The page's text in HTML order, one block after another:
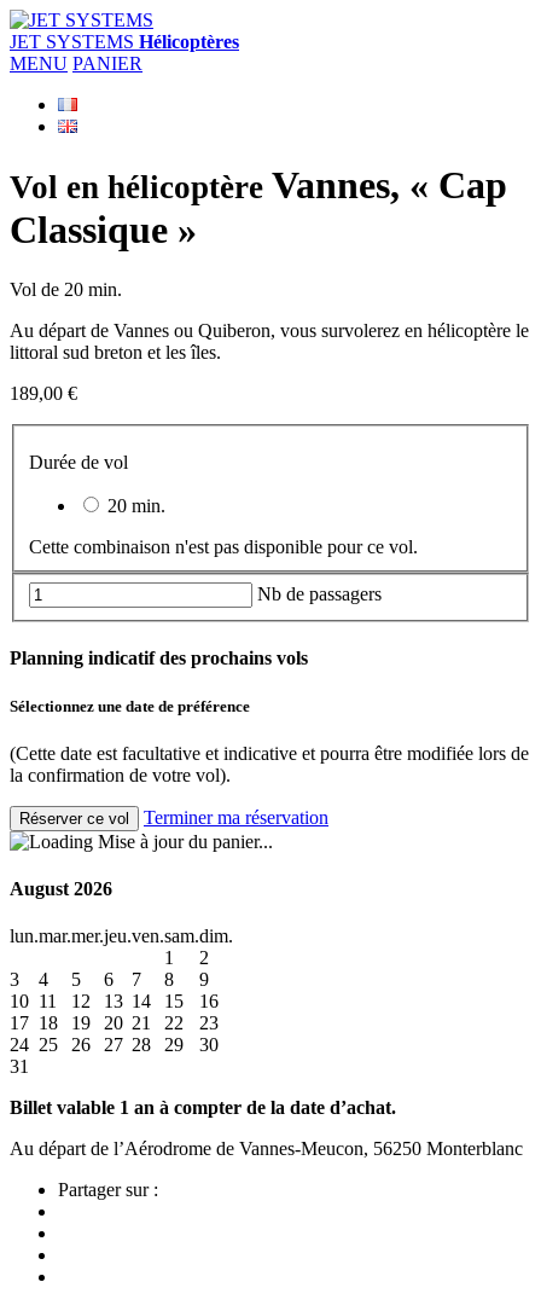
JET SYSTEMS Hélicoptères
MENU PANIER
Vol en hélicoptère Vannes, « Cap
Classique »
Vol de 20 min.
Au départ de Vannes ou Quiberon, vous survolerez en hélicoptère le
littoral sud breton et les îles.
189,00 €
Durée de vol
20 min.
Cette combinaison n'est pas disponible pour ce vol.
Nb de passagers
Planning indicatif des prochains vols
Sélectionnez une date de préférence
(Cette date est facultative et indicative et pourra être modifiée lors de
la confirmation de votre vol).
Terminer ma réservation
Mise à jour du panier...
August 2026
lun.mar.mer.jeu.ven.sam.dim.
1
2
3
4 5 6 7 8
9
10 11 12 13 14 15
16
17 18 19 20 21 22
23
24 25 26 27 28 29
30
31
Billet valable 1 an à compter de la date d’achat.
Au départ de l’Aérodrome de Vannes-Meucon, 56250 Monterblanc
Partager sur :